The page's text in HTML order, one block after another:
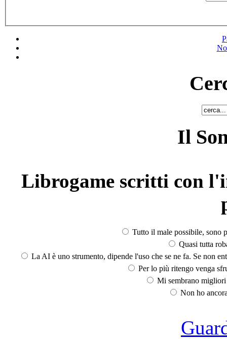
Il
Librogame scritti con
Tutto il male possibile, sono
Quasi tutta
La AI è uno strumento, dipende l'uso che se ne fa. Se non
Per lo più ritengo venga
Mi sembrano
Non ho